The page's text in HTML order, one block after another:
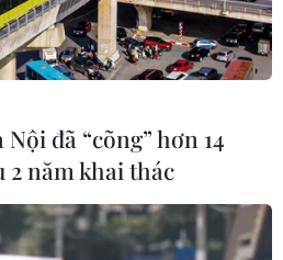
đã “cõng” hơn 14
2 năm khai thác